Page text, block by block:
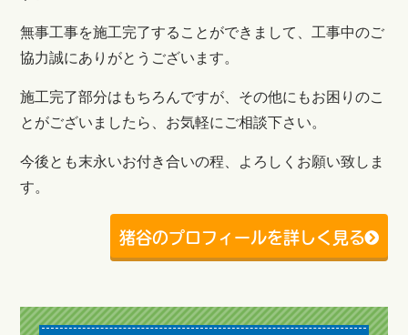
無事工事を施工完了することができまして、工事中のご
協力誠にありがとうございます。
施工完了部分はもちろんですが、その他にもお困りのこ
とがございましたら、お気軽にご相談下さい。
今後とも末永いお付き合いの程、よろしくお願い致しま
す。
猪谷のプロフィールを詳しく見る